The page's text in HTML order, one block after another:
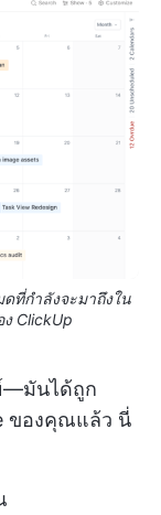
ที่กำลังจะมาถึงใน
ClickUp
—มันได้ถูก
ของคุณแล้ว นี่